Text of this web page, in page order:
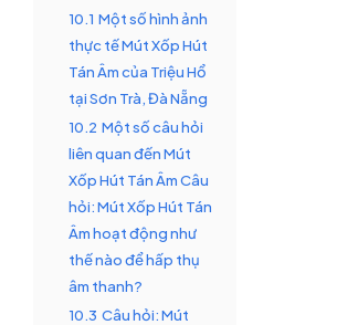
10.1 Một số hình ảnh
thực tế Mút Xốp Hút
Tán Âm của Triệu Hổ
tại Sơn Trà, Đà Nẵng
10.2 Một số câu hỏi
liên quan đến Mút
Xốp Hút Tán Âm Câu
hỏi: Mút Xốp Hút Tán
Âm hoạt động như
thế nào để hấp thụ
âm thanh?
10.3 Câu hỏi: Mút